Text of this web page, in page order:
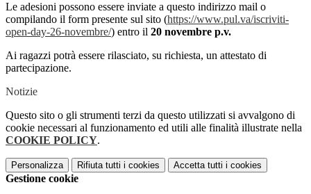
Le adesioni possono essere inviate a questo indirizzo mail o
compilando il form presente sul sito (https://www.pul.va/iscriviti-
open-day-26-novembre/) entro il 20 novembre p.v.
Ai ragazzi potrà essere rilasciato, su richiesta, un attestato di
partecipazione.
Notizie
Questo sito o gli strumenti terzi da questo utilizzati si avvalgono di
cookie necessari al funzionamento ed utili alle finalità illustrate nella
COOKIE POLICY.
Personalizza Rifiuta tutti i cookies Accetta tutti i cookies
Gestione cookie